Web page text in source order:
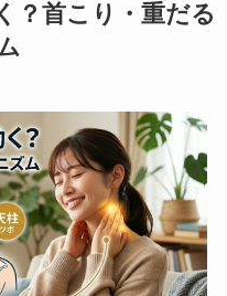
？首こり・重だる